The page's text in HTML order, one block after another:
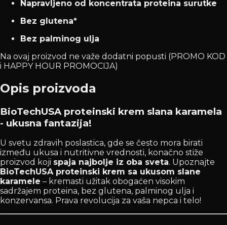
Napravljeno od koncentrata proteina surutke
Bez glutena*
Bez palminog ulja
Na ovaj proizvod ne važe dodatni popusti (PROMO KOD
i HAPPY HOUR PROMOCIJA)
Opis proizvoda
BioTechUSA proteinski krem slana karamela
- ukusna fantazija!
U svetu zdravih poslastica, gde se često mora birati
između ukusa i nutritivne vrednosti, konačno stiže
proizvod koji spaja najbolje iz oba sveta. Upoznajte
BioTechUSA proteinski krem sa ukusom slane
karamele – kremasti užitak obogaćen visokim
sadržajem proteina, bez glutena, palminog ulja i
konzervansa. Prava revolucija za vaša nepca i telo!